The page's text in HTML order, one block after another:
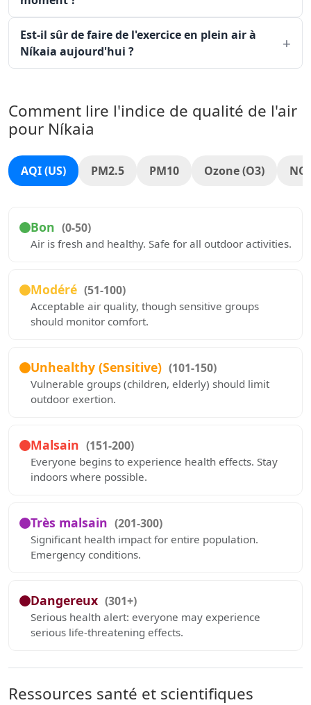
Est-il sûr de faire de l'exercice en plein air à
Níkaia aujourd'hui ?
Comment lire l'indice de qualité de l'air
pour Níkaia
AQI (US) PM2.5 PM10 Ozone (O3)
Bon (0-50)
Air is fresh and healthy. Safe for all outdoor activities.
Modéré (51-100)
Acceptable air quality, though sensitive groups
should monitor comfort.
Unhealthy (Sensitive) (101-150)
Vulnerable groups (children, elderly) should limit
outdoor exertion.
Malsain (151-200)
Everyone begins to experience health effects. Stay
indoors where possible.
Très malsain (201-300)
Significant health impact for entire population.
Emergency conditions.
Dangereux (301+)
Serious health alert: everyone may experience
serious life-threatening effects.
Ressources santé et scientifiques